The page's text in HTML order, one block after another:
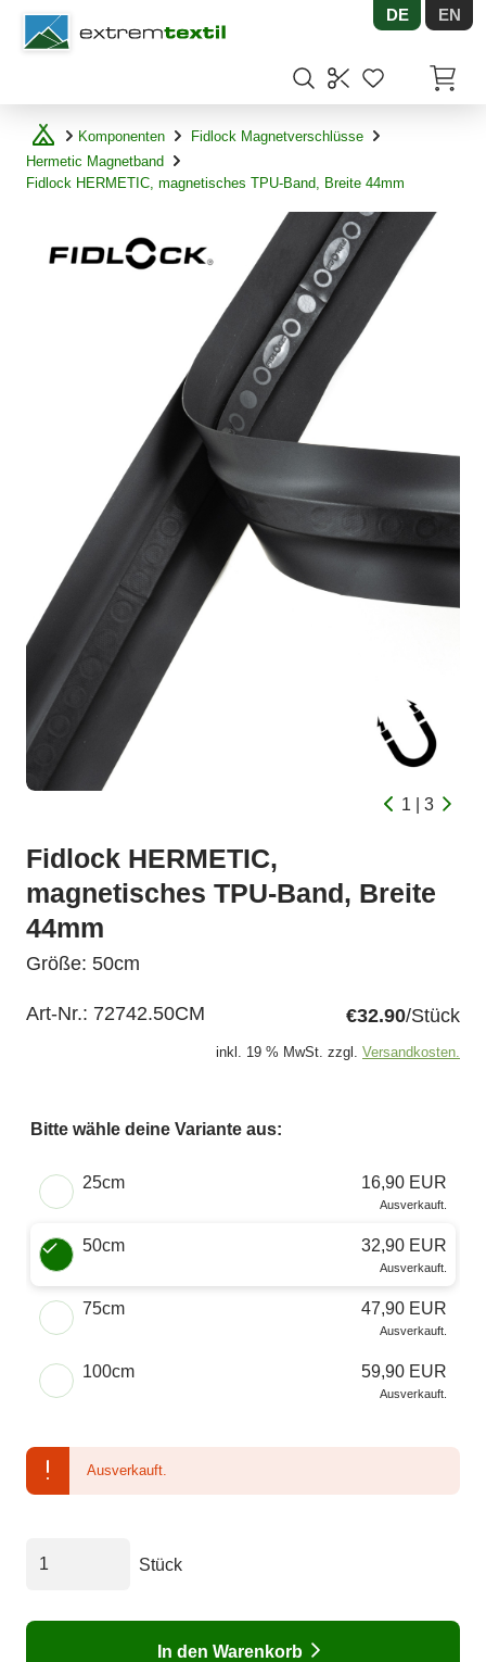
Shopware DE EN
Komponenten
Fidlock Magnetverschlüsse
Hermetic Magnetband
Fidlock HERMETIC, magnetisches TPU-Band, Breite 44mm
1 | 3
Fidlock HERMETIC,
magnetisches TPU-Band, Breite
44mm
Größe: 50cm
Art-Nr.: 72742.50CM €32.90/Stück
inkl. 19 % MwSt. zzgl. Versandkosten.
Bitte wähle deine Variante aus:
Wähle eine Größe
25cm 16,90 EUR
Ausverkauft.
50cm 32,90 EUR
Ausverkauft.
75cm 47,90 EUR
Ausverkauft.
100cm 59,90 EUR
Ausverkauft.
Ausverkauft.
Stück
In den Warenkorb